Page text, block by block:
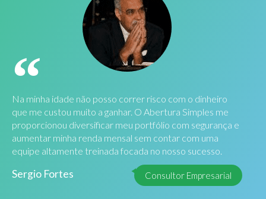
Na minha idade não posso correr risco com o dinheiro
que me custou muito a ganhar. O Abertura Simples me
proporcionou diversificar meu portfólio com segurança e
aumentar minha renda mensal sem contar com uma
equipe altamente treinada focada no nosso sucesso.
Sergio Fortes Consultor Empresarial